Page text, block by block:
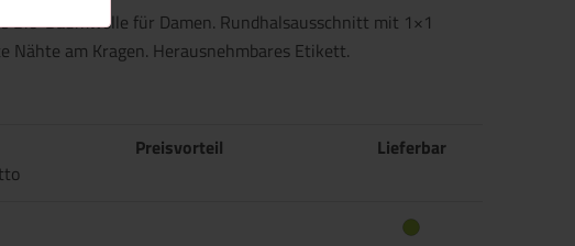
Bio-Baumwolle für Damen. Rundhalsausschnitt mit 1×1
Nähte am Kragen. Herausnehmbares Etikett.
Preisvorteil Lieferbar